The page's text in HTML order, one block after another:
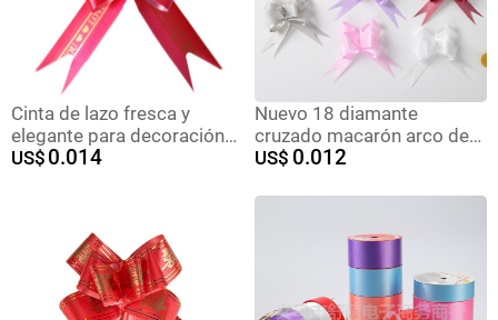
Cinta de lazo fresca y
elegante para decoración
de bodas, cinta para
US$ 0.014
Nuevo 18 diamante
cruzado macarón arco de
cristal mano flores de
embalaje de flores de
US$ 0.012